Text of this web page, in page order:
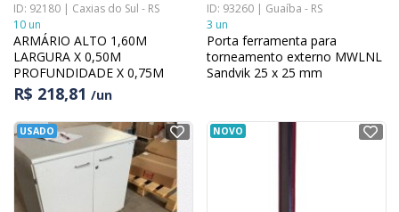
ID: 92180 | Caxias do Sul - RS
10 un
ARMÁRIO ALTO 1,60M
LARGURA X 0,50M
PROFUNDIDADE X 0,75M
ALTURA
R$ 218,81 /un
ID: 93260 | Guaíba - RS
3 un
Porta ferramenta para
torneamento externo MWLNL
Sandvik 25 x 25 mm
USADO NOVO